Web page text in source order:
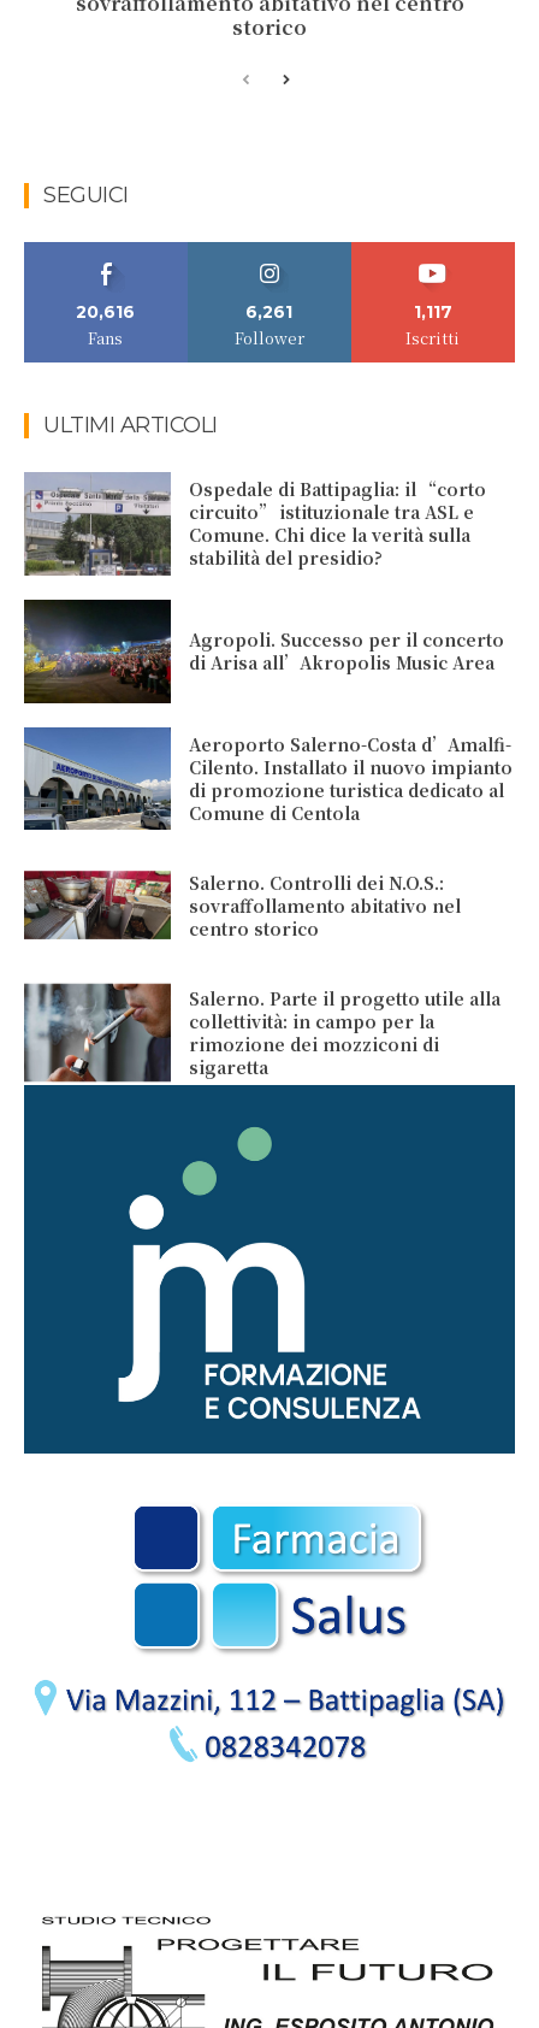
storico
SEGUICI
20,616
Fans
6,261
Follower
1,117
Iscritti
ULTIMI ARTICOLI
Ospedale di Battipaglia: il “corto
circuito” istituzionale tra ASL e
Comune. Chi dice la verità sulla
stabilità del presidio?
Agropoli. Successo per il concerto
di Arisa all’Akropolis Music Area
Aeroporto Salerno-Costa d’Amalfi-
Cilento. Installato il nuovo impianto
di promozione turistica dedicato al
Comune di Centola
Salerno. Controlli dei N.O.S.:
sovraffollamento abitativo nel
centro storico
Salerno. Parte il progetto utile alla
collettività: in campo per la
rimozione dei mozziconi di
sigaretta